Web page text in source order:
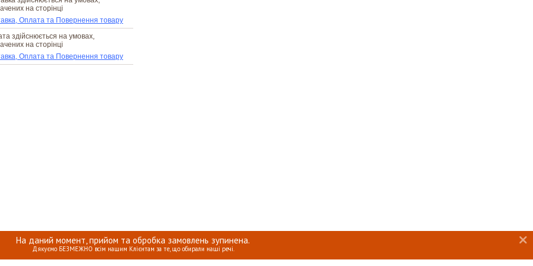
На даний момент, прийом та обробка замовлень зупинена.
Дякуємо БЕЗМЕЖНО всім нашим Клієнтам за те, що обирали наші речі.
на сторінці
Оплата та Повернення товару
здійснюється на умовах,
на сторінці
Оплата та Повернення товару